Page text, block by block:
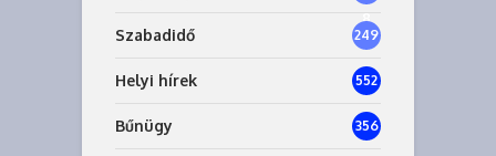
8
Szabadidő 249
Helyi hírek 552
Bűnügy 356